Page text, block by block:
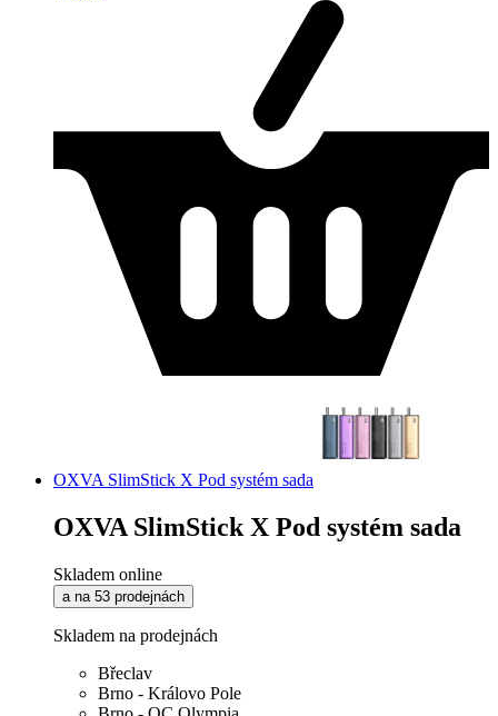
OXVA SlimStick X Pod systém sada
OXVA SlimStick X Pod systém sada
Skladem online
a na 53 prodejnách
Skladem na prodejnách
Břeclav
Brno - Královo Pole